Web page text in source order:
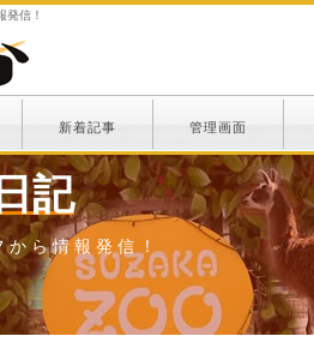
発信！
新着記事 管理画面
記
ら情報発信！